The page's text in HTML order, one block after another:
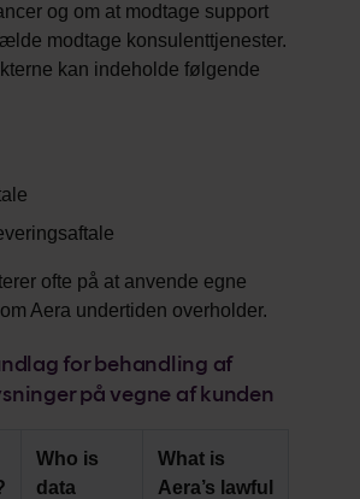
og om at modtage support
modtage konsulenttjenester.
kan indeholde følgende
ofte på at anvende egne
Aera undertiden overholder.
for behandling af
på vegne af kunden
Who is
data
What is
Aera’s lawful